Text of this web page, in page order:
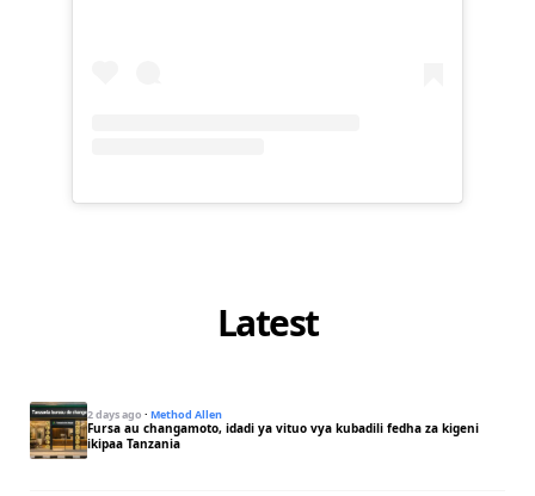
Latest
2 days ago · Method Allen
Fursa au changamoto, idadi ya vituo vya kubadili fedha za kigeni
ikipaa Tanzania